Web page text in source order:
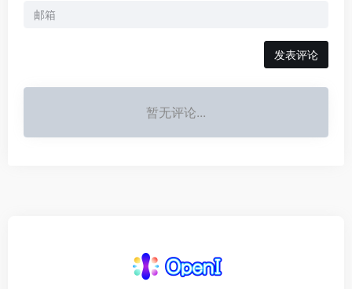
发表评论
暂无评论...